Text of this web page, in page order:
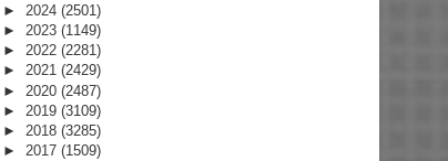
► 2024 (2501)
► 2023 (1149)
► 2022 (2281)
► 2021 (2429)
► 2020 (2487)
► 2019 (3109)
► 2018 (3285)
► 2017 (1509)